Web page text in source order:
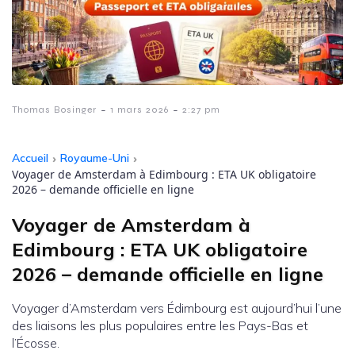
Thomas Bosinger - 1 mars 2026 - 2:27 pm
Accueil › Royaume-Uni ›
Voyager de Amsterdam à Edimbourg : ETA UK obligatoire
2026 – demande officielle en ligne
Voyager de Amsterdam à
Edimbourg : ETA UK obligatoire
2026 – demande officielle en ligne
Voyager d’Amsterdam vers Édimbourg est aujourd’hui l’une
des liaisons les plus populaires entre les Pays-Bas et
l’Écosse.